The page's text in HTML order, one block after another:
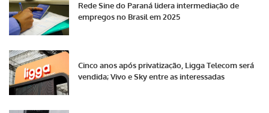
Rede Sine do Paraná lidera intermediação de
empregos no Brasil em 2025
Cinco anos após privatização, Ligga Telecom será
vendida; Vivo e Sky entre as interessadas